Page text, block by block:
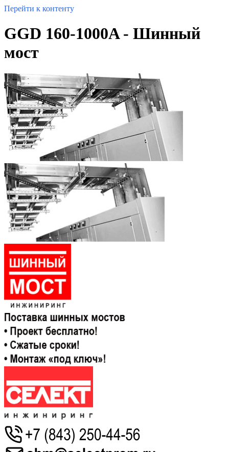
Перейти к контенту
GGD 160-1000A - Шинный
мост